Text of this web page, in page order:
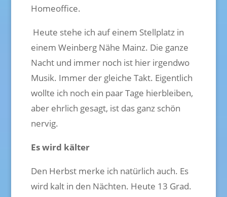
Homeoffice.
Heute stehe ich auf einem Stellplatz in
einem Weinberg Nähe Mainz. Die ganze
Nacht und immer noch ist hier irgendwo
Musik. Immer der gleiche Takt. Eigentlich
wollte ich noch ein paar Tage hierbleiben,
aber ehrlich gesagt, ist das ganz schön
nervig.
Es wird kälter
Den Herbst merke ich natürlich auch. Es
wird kalt in den Nächten. Heute 13 Grad.